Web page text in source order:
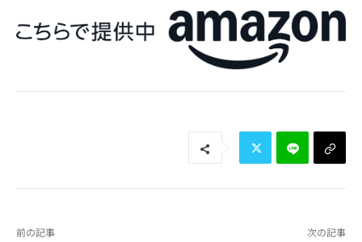
前の記事 次の記事